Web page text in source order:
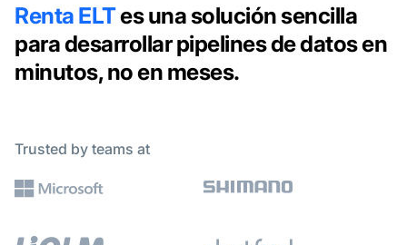
Renta ELTes una solución sencilla
para desarrollar pipelines de datos en
minutos, no en meses.
Trusted by teams at